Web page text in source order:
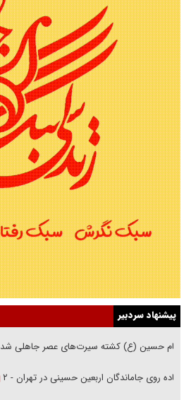
پیشنهاد سردبیر
امام حسین (ع) کشته سیرت‌های عصر جاهلی شد
پیاده روی جاماندگان اربعین حسینی در تهران - ۲